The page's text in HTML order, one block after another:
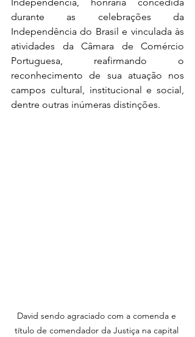
durante as celebrações da
Independência do Brasil e vinculada às
atividades da Câmara de Comércio
Portuguesa, reafirmando o
reconhecimento de sua atuação nos
campos cultural, institucional e social,
dentre outras inúmeras distinções.
David sendo agraciado com a comenda e
título de comendador da Justiça na capital